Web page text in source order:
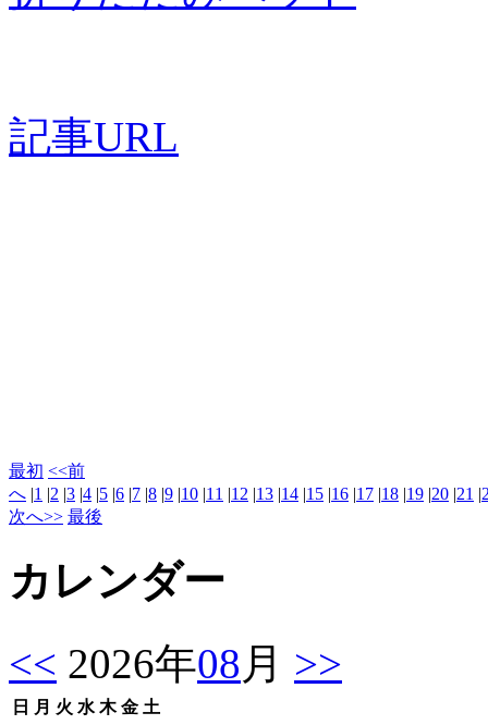
記事URL
最初 <<前
へ |1 |2 |3 |4 |5 |6 |7 |8 |9 |10 |11 |12 |13 |14 |15 |16 |17 |18 |19 |20 |21 |
次へ>> 最後
カレンダー
<< 2026年08 月 >>
日 月 火 水 木 金 土